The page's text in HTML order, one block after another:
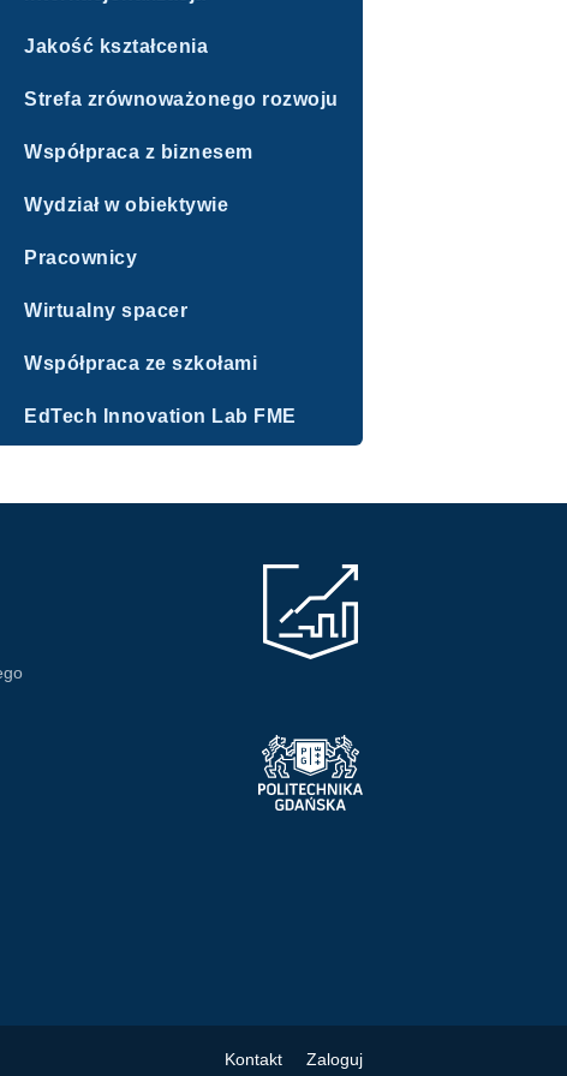
Jakość kształcenia
Strefa zrównoważonego rozwoju
Współpraca z biznesem
Wydział w obiektywie
Pracownicy
Wirtualny spacer
Współpraca ze szkołami
EdTech Innovation Lab FME
Kontakt Zaloguj